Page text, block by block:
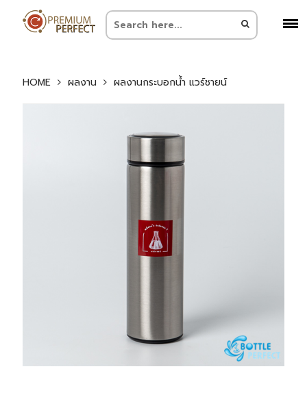
HOME ผลงาน ผลงานกระบอกน้ำ แวร์ชายน์